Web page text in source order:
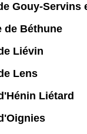
Gouy-Servins
de Béthune
Liévin
Lens
Liétard